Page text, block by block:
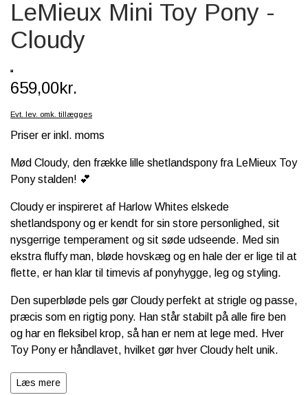
SCHLEICH® HEST & TILBEHØR
LeMieux Mini Toy Pony -
Cloudy
659,00kr.
Evt. lev. omk. tillægges
Priser er inkl. moms
Mød Cloudy, den frække lille shetlandspony fra LeMieux Toy
Pony stalden! 💕
Cloudy er inspireret af Harlow Whites elskede
shetlandspony og er kendt for sin store personlighed, sit
nysgerrige temperament og sit søde udseende. Med sin
ekstra fluffy man, bløde hovskæg og en hale der er lige til at
flette, er han klar til timevis af ponyhygge, leg og styling.
Den superbløde pels gør Cloudy perfekt at strigle og passe,
præcis som en rigtig pony. Han står stabilt på alle fire ben
og har en fleksibel krop, så han er nem at lege med. Hver
Toy Pony er håndlavet, hvilket gør hver Cloudy helt unik.
Cloudy er en lille shetlandspony og derfor lidt mindre end de
Læs mere